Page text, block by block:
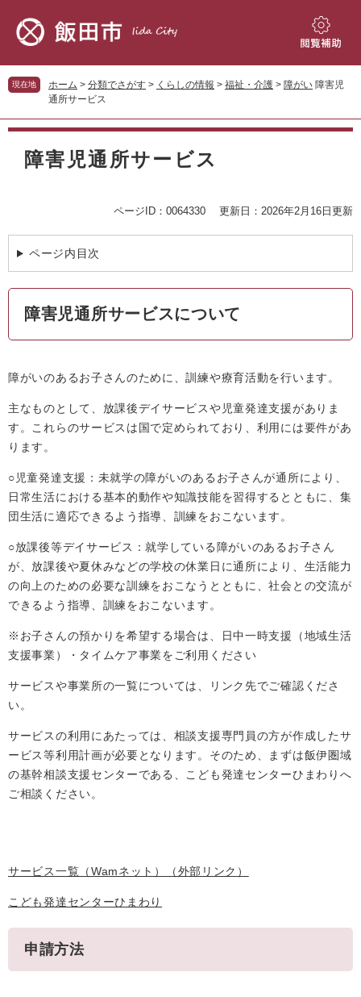
先
頭
す。
を
飛
し
閲
補
現在地 ホーム > 分類でさがす > くらしの情報 > 福祉・介護 > 障がい 障害児
通所サービス
本
障害児通所サービス
ページID：0064330 更新日：2026年2月16日更新
ページ内目次
障害児通所サービスについて
障がいのあるお子さんのために、訓練や療育活動を行います。
主なものとして、放課後デイサービスや児童発達支援がありま
す。これらのサービスは国で定められており、利用には要件があ
ります。
○児童発達支援：未就学の障がいのあるお子さんが通所により、
日常生活における基本的動作や知識技能を習得するとともに、集
団生活に適応できるよう指導、訓練をおこないます。
○放課後等デイサービス：就学している障がいのあるお子さん
が、放課後や夏休みなどの学校の休業日に通所により、生活能力
の向上のための必要な訓練をおこなうとともに、社会との交流が
できるよう指導、訓練をおこないます。
※お子さんの預かりを希望する場合は、日中一時支援（地域生活
支援事業）・タイムケア事業をご利用ください
サービスや事業所の一覧については、リンク先でご確認くださ
い。
サービスの利用にあたっては、相談支援専門員の方が作成したサ
ービス等利用計画が必要となります。そのため、まずは飯伊圏域
の基幹相談支援センターである、こども発達センターひまわりへ
ご相談ください。
サービス一覧（Wamネット） （外部リンク）
こども発達センターひまわり
申請方法